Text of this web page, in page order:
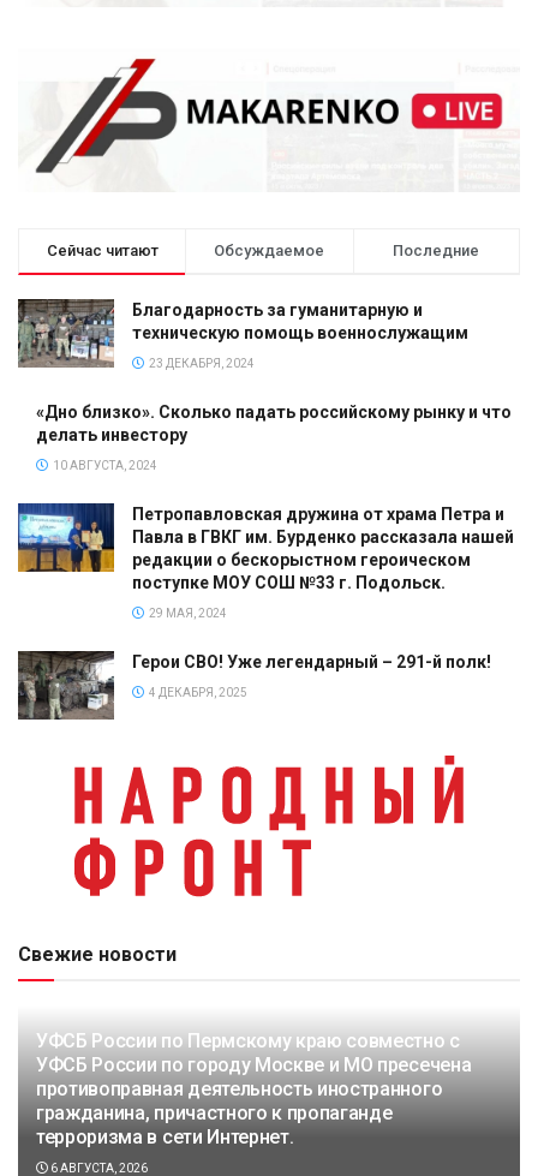
Сейчас читают Обсуждаемое Последние
Благодарность за гуманитарную и
техническую помощь военнослужащим
23 ДЕКАБРЯ, 2024
«Дно близко». Сколько падать российскому рынку и что
делать инвестору
10 АВГУСТА, 2024
Петропавловская дружина от храма Петра и
Павла в ГВКГ им. Бурденко рассказала нашей
редакции о бескорыстном героическом
поступке МОУ СОШ №33 г. Подольск.
29 МАЯ, 2024
Герои СВО! Уже легендарный – 291-й полк!
4 ДЕКАБРЯ, 2025
Свежие новости
УФСБ России по Пермскому краю совместно с
УФСБ России по городу Москве и МО пресечена
противоправная деятельность иностранного
гражданина, причастного к пропаганде
терроризма в сети Интернет.
6 АВГУСТА, 2026